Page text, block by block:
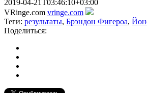
2019-04-21T03:46:10+03:00
VRinge.com vringe.com
Теги: результаты, Брэндон Фигероа,
Поделиться: